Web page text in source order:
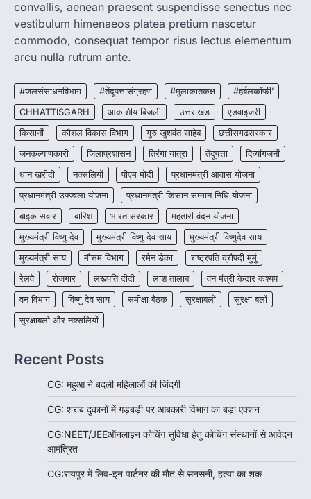
2
More Khabar August 6, 2026
रायपुर। छत्तीसगढ़ में शराब दुकानों में अधिक कीमत पर
बिक्री और अन्य गंभीर अनियमितताओं के…
3
CG:NEET/JEEऑनलाइन कोचिंग सुविधा हेतु
कोचिंग संस्थानों से आवेदन आमंत्रित
More Khabar August 6, 2026
रायपुर। शैक्षणिक सत्र 2026-27 में सरगुजा जिले के
शासकीय विद्यालयों में कक्षा 11वीं विज्ञान संकाय…
4
CHHATTISGARH
CG:रायपुर में लिव-इन पार्टनर की मौत से
सनसनी, हत्या का शक
More Khabar August 6, 2026
रायपुर। राजधानी रायपुर से एक सनसनीखेज मामला
सामने आया है। मुजगहन थाना क्षेत्र के बोरियाकला…
convallis, aenean praesent suspendisse senectus nec
vestibulum himenaeos platea pretium nascetur
commodo, consequat tempor risus lectus elementum
arcu nulla rutrum ante.
#जलसंसाधनविभाग #तेंदूपत्तासंग्रहण #मुलाकातकक्ष
#हर्बलकॉफी’
CHHATTISGARH
आकाशीय बिजली उत्तराखंड
एडवाइजरी
किसानों
कौशल विकास विभाग गुरु खुशवंत साहेब
छत्तीसगढ़सरकार
जनकल्याणकारी
जिलाप्रशासन तिरंगा यात्रा तेंदूपत्ता
दिव्यांगजनों
धान खरीदी
नक्सलियों पीएम मोदी
प्रधानमंत्री आवास योजना
प्रधानमंत्री उज्ज्वला योजना
प्रधानमंत्री किसान सम्मान निधि योजना
बाइक सवार
बारिश भारत सरकार
महतारी वंदन योजना
मुख्यमंत्री विष्णु देव
मुख्यमंत्री विष्णु देव साय
मुख्यमंत्री विष्णुदेव साय
मुख्यमंत्री साय
मौसम विभाग रमेन डेका
राष्ट्रपति द्रौपदी मुर्मु
रेलवे
रोजगार लखपति दीदी लाश तालाब
वन मंत्री केदार कश्यप
वन विभाग
विष्णु देव साय समीक्षा बैठक सुरक्षाबलों
सुरक्षा बलों
सुरक्षाबलों और नक्सलियों
Recent Posts
CG: महुआ ने बदली महिलाओं की जिंदगी
CG: शराब दुकानों में गड़बड़ी पर आबकारी विभाग का बड़ा एक्शन
CG:NEET/JEEऑनलाइन कोचिंग सुविधा हेतु कोचिंग संस्थानों से आवेदन
आमंत्रित
CG:रायपुर में लिव-इन पार्टनर की मौत से सनसनी, हत्या का शक